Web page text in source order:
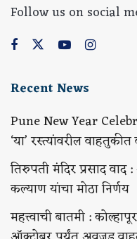
Follow us on social
Recent News
Pune New Year
‘या’ रस्त्यांवरील
तिरुपती मंदिर प्रसाद
कल्याण यांचा मोठा निर्णय
महत्त्वाची बातमी :